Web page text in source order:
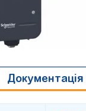
Документація